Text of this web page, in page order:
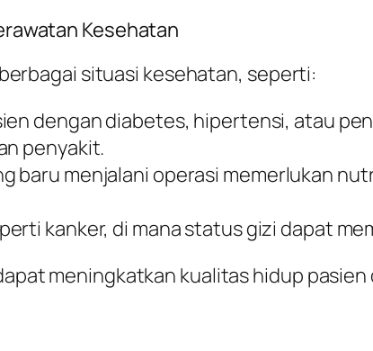
Kesehatan
situasi kesehatan, seperti:
dengan diabetes, hipertensi, atau
penyakit.
baru menjalani operasi memerlukan
kanker, di mana status gizi dapat
meningkatkan kualitas hidup